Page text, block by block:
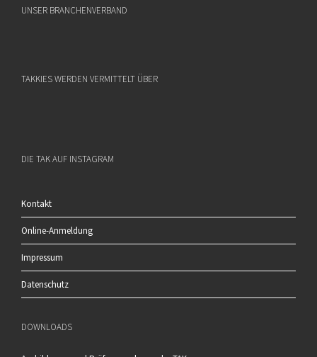
UNSER BRANCHENVERBAND
TAKKIES WERDEN VERMITTELT ÜBER
DIE TAK AUF INSTAGRAM
Kontakt
Online-Anmeldung
Impressum
Datenschutz
DOWNLOADS